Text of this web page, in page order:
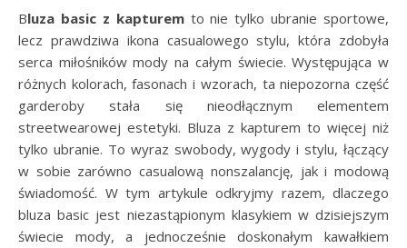
Bluza basic z kapturemto nie tylko ubranie sportowe,
lecz prawdziwa ikona casualowego stylu, która zdobyła
serca miłośników mody na całym świecie. Występująca w
różnych kolorach, fasonach i wzorach, ta niepozorna część
garderoby stała się nieodłącznym elementem
streetwearowej estetyki. Bluza z kapturem to więcej niż
tylko ubranie. To wyraz swobody, wygody i stylu, łączący
w sobie zarówno casualową nonszalancję, jak i modową
świadomość. W tym artykule odkryjmy razem, dlaczego
bluza basic jest niezastąpionym klasykiem w dzisiejszym
świecie mody, a jednocześnie doskonałym kawałkiem